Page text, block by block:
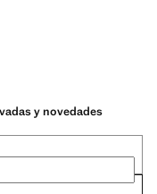
y novedades